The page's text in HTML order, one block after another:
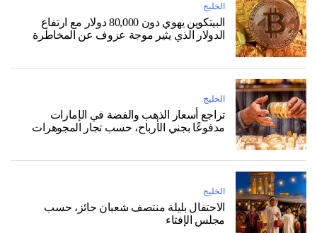
الخليج
البيتكوين يهوي دون 80,000 دولار مع ارتفاع
الدولار الذي يثير موجة عزوف عن المخاطرة
الخليج
تراجع أسعار الذهب والفضة في الإمارات
مدفوعًا بجني الأرباح، حسب تجار المجوهرات
الخليج
الاحتفال بليلة منتصف شعبان جائز، حسب
مجلس الإفتاء